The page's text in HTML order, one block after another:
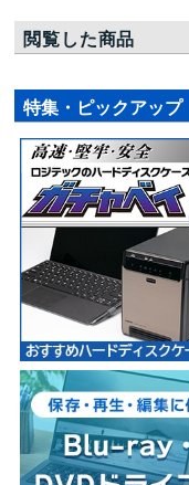
閲覧した商品
特集・ピックアップ